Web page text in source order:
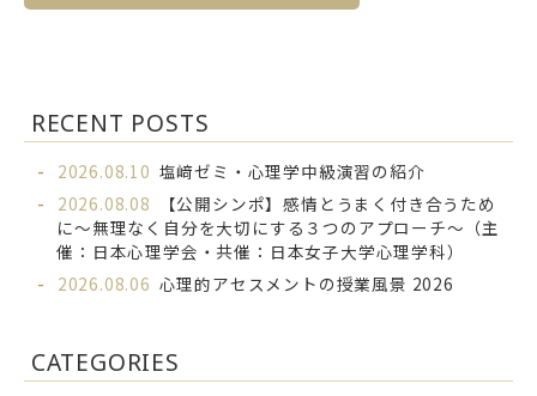
RECENT POSTS
2026.08.10 塩﨑ゼミ・心理学中級演習の紹介
2026.08.08
【公開シンポ】感情とうまく付き合うため
に～無理なく自分を大切にする３つのアプローチ～（主
催：日本心理学会・共催：日本女子大学心理学科）
2026.08.06 心理的アセスメントの授業風景 2026
CATEGORIES